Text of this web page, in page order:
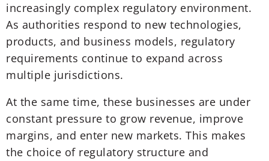
increasingly complex regulatory environment.
As authorities respond to new technologies,
products, and business models, regulatory
requirements continue to expand across
multiple jurisdictions.
At the same time, these businesses are under
constant pressure to grow revenue, improve
margins, and enter new markets. This makes
the choice of regulatory structure and